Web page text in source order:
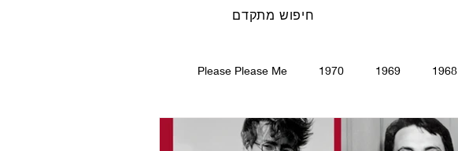
חיפוש מתקדם
1968
1969
1970
Please Please Me
Rubber